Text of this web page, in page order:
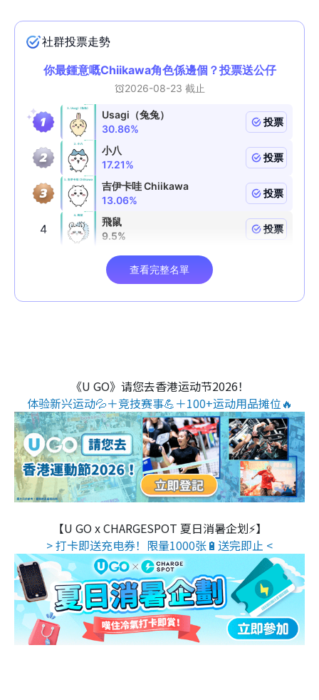
《U GO》请您去香港运动节2026！
体验新兴运动💦＋竞技赛事💪＋100+运动用品摊位🔥
【U GO x CHARGESPOT 夏日消暑企划⚡】
> 打卡即送充电券！限量1000张🔋送完即止 <